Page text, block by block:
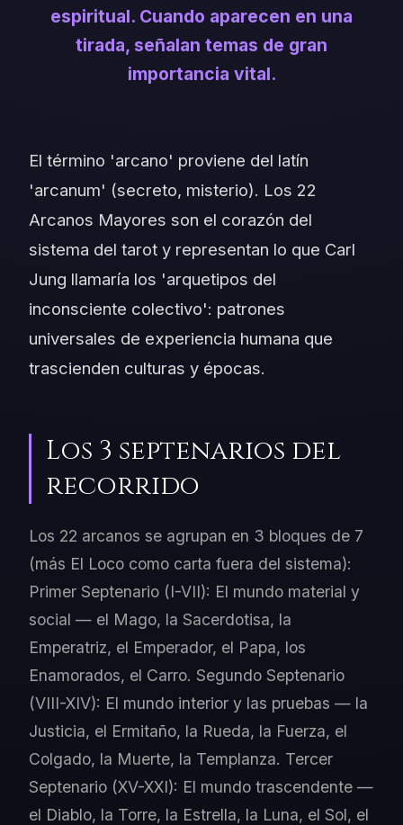
espiritual. Cuando aparecen en una
tirada, señalan temas de gran
importancia vital.
El término 'arcano' proviene del latín
'arcanum' (secreto, misterio). Los 22
Arcanos Mayores son el corazón del
sistema del tarot y representan lo que Carl
Jung llamaría los 'arquetipos del
inconsciente colectivo': patrones
universales de experiencia humana que
trascienden culturas y épocas.
Los 3 septenarios del
recorrido
Los 22 arcanos se agrupan en 3 bloques de 7
(más El Loco como carta fuera del sistema):
Primer Septenario (I-VII): El mundo material y
social — el Mago, la Sacerdotisa, la
Emperatriz, el Emperador, el Papa, los
Enamorados, el Carro. Segundo Septenario
(VIII-XIV): El mundo interior y las pruebas — la
Justicia, el Ermitaño, la Rueda, la Fuerza, el
Colgado, la Muerte, la Templanza. Tercer
Septenario (XV-XXI): El mundo trascendente —
el Diablo, la Torre, la Estrella, la Luna, el Sol, el